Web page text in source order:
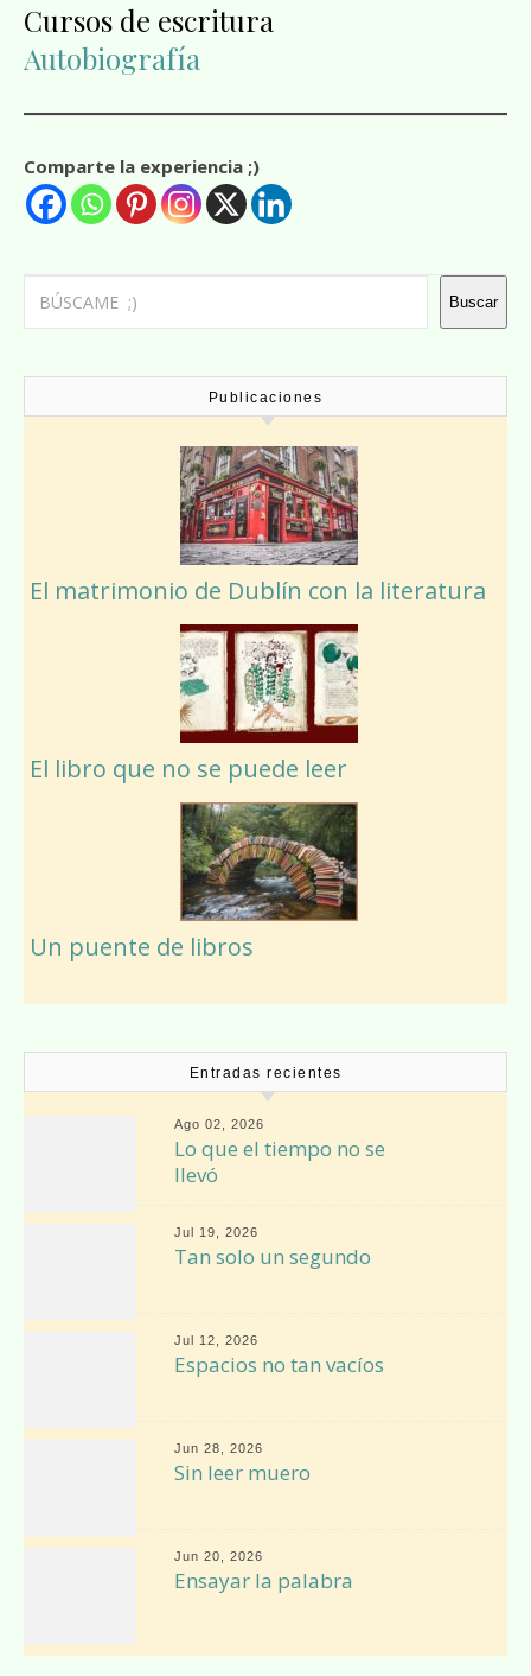
Cursos de escritura
Autobiografía
Comparte la experiencia ;)
Buscar
Buscar
Publicaciones
El matrimonio de Dublín con la literatura
El libro que no se puede leer
Un puente de libros
Entradas recientes
Ago 02, 2026
Lo que el tiempo no se
llevó
Jul 19, 2026
Tan solo un segundo
Jul 12, 2026
Espacios no tan vacíos
Jun 28, 2026
Sin leer muero
Jun 20, 2026
Ensayar la palabra